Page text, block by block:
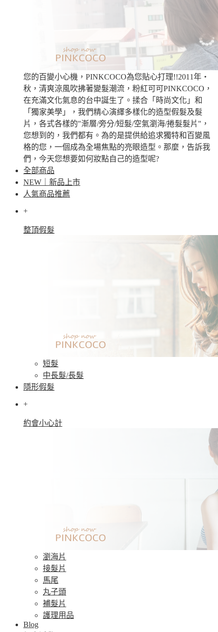
您的百變小心機，PINKCOCO為您貼心打理!!2011年‧
秋，清爽涼風吹拂著變髮潮流，粉紅可可PINKCOCO，
在充滿文化氣息的台中誕生了。揉合「時尚文化」和
「獨家美學」，我們精心演繹多樣化的造型假髮及髮
片，各式各樣的"漸層/旁分/短髮/空氣瀏海/捲髮髮片"，
您想到的，我們都有。為的是提供給追求獨特和百變風
格的您，一個成為全場焦點的亮眼造型。那麼，告訴我
們，今天您想要如何妝點自己的造型呢?
全部商品
NEW｜新品上市
人氣商品推薦
+
整頂假髮
短髮
中長髮/長髮
隱形假髮
+
約會小心計
瀏海片
接髮片
馬尾
丸子頭
補髮片
護理用品
Blog